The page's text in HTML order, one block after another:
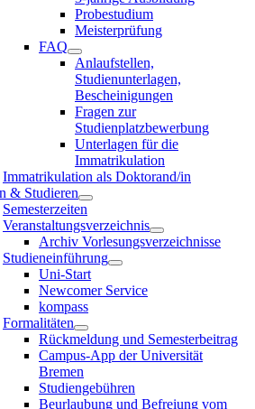
Probestudium
Meisterprüfung
FAQ
Anlaufstellen,
Studienunterlagen,
Bescheinigungen
Fragen zur
Studienplatzbewerbung
Unterlagen für die
Immatrikulation
Immatrikulation als Doktorand/in
& Studieren
Semesterzeiten
Veranstaltungsverzeichnis
Archiv Vorlesungsverzeichnisse
Studieneinführung
Uni-Start
Newcomer Service
kompass
Formalitäten
Rückmeldung und Semesterbeitrag
Campus-App der Universität
Bremen
Studiengebühren
Beurlaubung und Befreiung vom